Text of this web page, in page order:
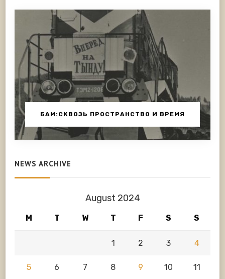
БАМ:СКВОЗЬ ПРОСТРАНСТВО И ВРЕМЯ
NEWS ARCHIVE
August 2024
M T W T F S S
1 2 3 4
5 6 7 8 9 10 11